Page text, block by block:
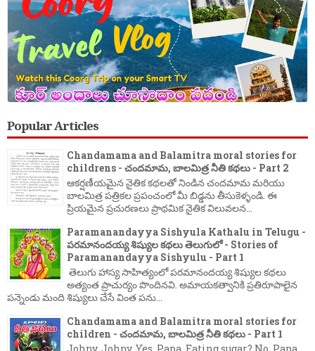
Popular Articles
Chandamama and Balamitra moral stories for
childrens - చందమామ, బాలమిత్ర నీతి కథలు - Part 2
ఆకర్షణీయమైన నైతిక కథలతో నిండిన చందమామ మరియు
బాలమిత్ర పత్రికల ప్రపంచంలో మీ బిడ్డను తీసుకెళ్ళండి. ఈ
ప్రియమైన ప్రచురణలు ప్రాథమిక నైతిక విలువలన...
Paramanandayya Sishyula Kathalu in Telugu -
పరమానందయ్య శిష్యుల కథలు తెలుగులో - Stories of
Paramanandayya Sishyulu - Part 1
తెలుగు హాస్య సాహిత్యంలో పరమానందయ్య శిష్యుల కథలు
అత్యంత ప్రాచుర్యం పొందినవి. అమాయకత్వానికి ప్రతిరూపాలైన
పన్నెండు మంది శిష్యులు చేసే వింత పను...
Chandamama and Balamitra moral stories for
children - చందమామ, బాలమిత్ర నీతి కథలు - Part 1
Johny, Johny, Yes, Papa, Eating sugar? No, Papa